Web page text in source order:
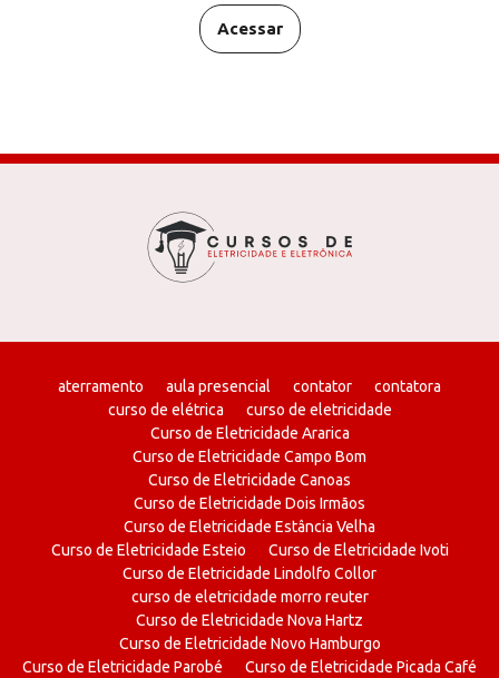
Acessar
aterramento aula presencial contator
contatora
curso de elétrica
curso de eletricidade
Curso de Eletricidade Ararica
Curso de Eletricidade Campo Bom
Curso de Eletricidade Canoas
Curso de Eletricidade Dois Irmãos
Curso de Eletricidade Estância Velha
Curso de Eletricidade Esteio
Curso de Eletricidade Ivoti
Curso de Eletricidade Lindolfo Collor
curso de eletricidade morro reuter
Curso de Eletricidade Nova Hartz
Curso de Eletricidade Novo Hamburgo
Curso de Eletricidade Parobé
Curso de Eletricidade Picada Café